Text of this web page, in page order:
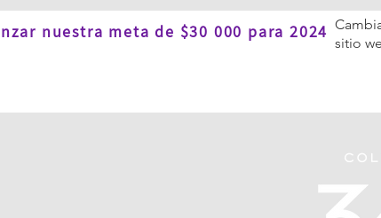
nuestra meta de $30 000 para 2024
sitio